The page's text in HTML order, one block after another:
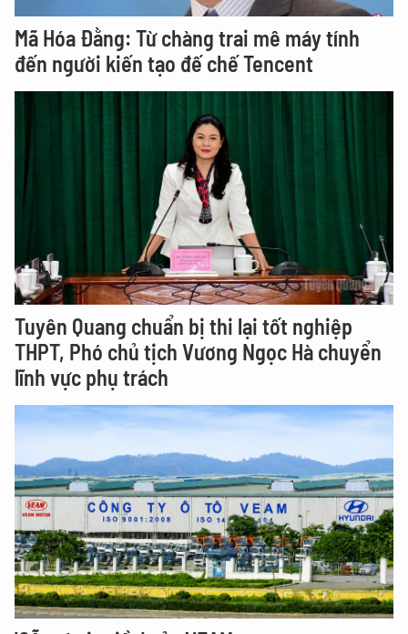
Mã Hóa Đằng: Từ chàng trai mê máy tính
đến người kiến tạo đế chế Tencent
Tuyên Quang chuẩn bị thi lại tốt nghiệp
THPT, Phó chủ tịch Vương Ngọc Hà chuyển
lĩnh vực phụ trách